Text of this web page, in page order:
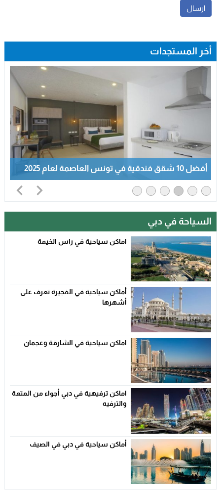
أخر المستجدات
أفضل 10 شقق فندقية في تونس العاصمة لعام 2025
السياحة في دبي
اماكن سياحية في راس الخيمة
أماكن سياحية في الفجيرة تعرف على
أشهرها
اماكن سياحية في الشارقة وعجمان
اماكن ترفيهية في دبي أجواء من المتعة
والترفيه
أماكن سياحية في دبي في الصيف